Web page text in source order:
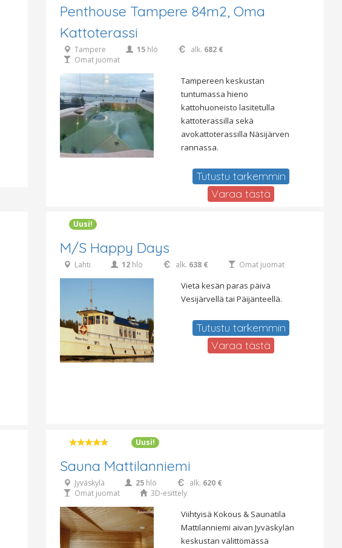
Penthouse Tampere 84m2, Oma
Kattoterassi
Tampere 15 hlö alk. 682 €
Omat juomat
Tampereen keskustan
tuntumassa hieno
kattohuoneisto lasitetulla
kattoterassilla sekä
avokattoterassilla Näsijärven
rannassa.
Tutustu tarkemmin
Varaa tästä
Uusi!
M/S Happy Days
Lahti 12 hlö alk. 638 € Omat juomat
Vietä kesän paras päivä
Vesijärvellä tai Päijänteellä.
Tutustu tarkemmin
Varaa tästä
Uusi!
Sauna Mattilanniemi
Jyväskylä 25 hlö alk. 620 €
Omat juomat
3D-esittely
Viihtyisä Kokous & Saunatila
Mattilanniemi aivan Jyväskylän
keskustan välittömässä